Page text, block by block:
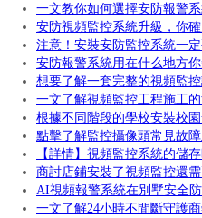
一文教你如何選擇安防報警系
安防視頻監控系統升級，你
注意！安裝安防監控系統一定
安防報警系統用在什么地方
想要了解一套完整的視頻監
一文了解視頻監控工程施工
根據不同階段的學校安裝校
點擊了解監控攝像頭常見故
【詳情】視頻監控系統的儲
商討店鋪安裝了視頻監控還
AI視頻報警系統在別墅安全
一文了解24小時不間斷守護